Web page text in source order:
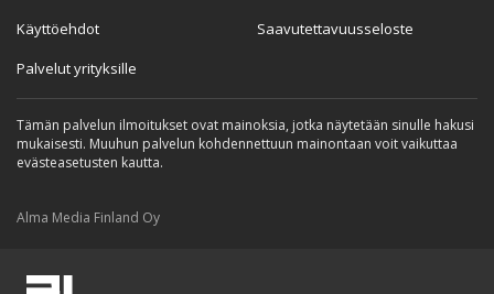
Käyttöehdot
Palvelut yrityksille
Saavutettavuusseloste
Tämän palvelun ilmoitukset ovat mainoksia, jotka näytetään sinulle hakusi
mukaisesti. Muuhun palvelun kohdennettuun mainontaan voit vaikuttaa
evästeasetusten kautta.
Alma Media Finland Oy